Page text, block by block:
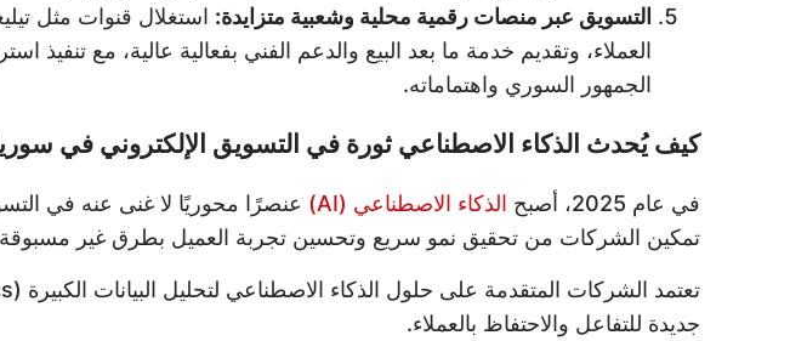
التسويق عبر منصات رقمية محلية وشعبية متزايدة:
الجمهور السوري واهتماماته.
كيف يُحدث الذكاء الاصطناعي ثورة في التسويق الإلكتروني في سوريا
في عام 2025، أصبح الذكاء الاصطناعي (AI)
عنصرًا محوريًا لا غنى عنه في
تمكين الشركات من تحقيق نمو سريع وتحسين تجربة العميل بطرق غير
جديدة للتفاعل والاحتفاظ بالعملاء.